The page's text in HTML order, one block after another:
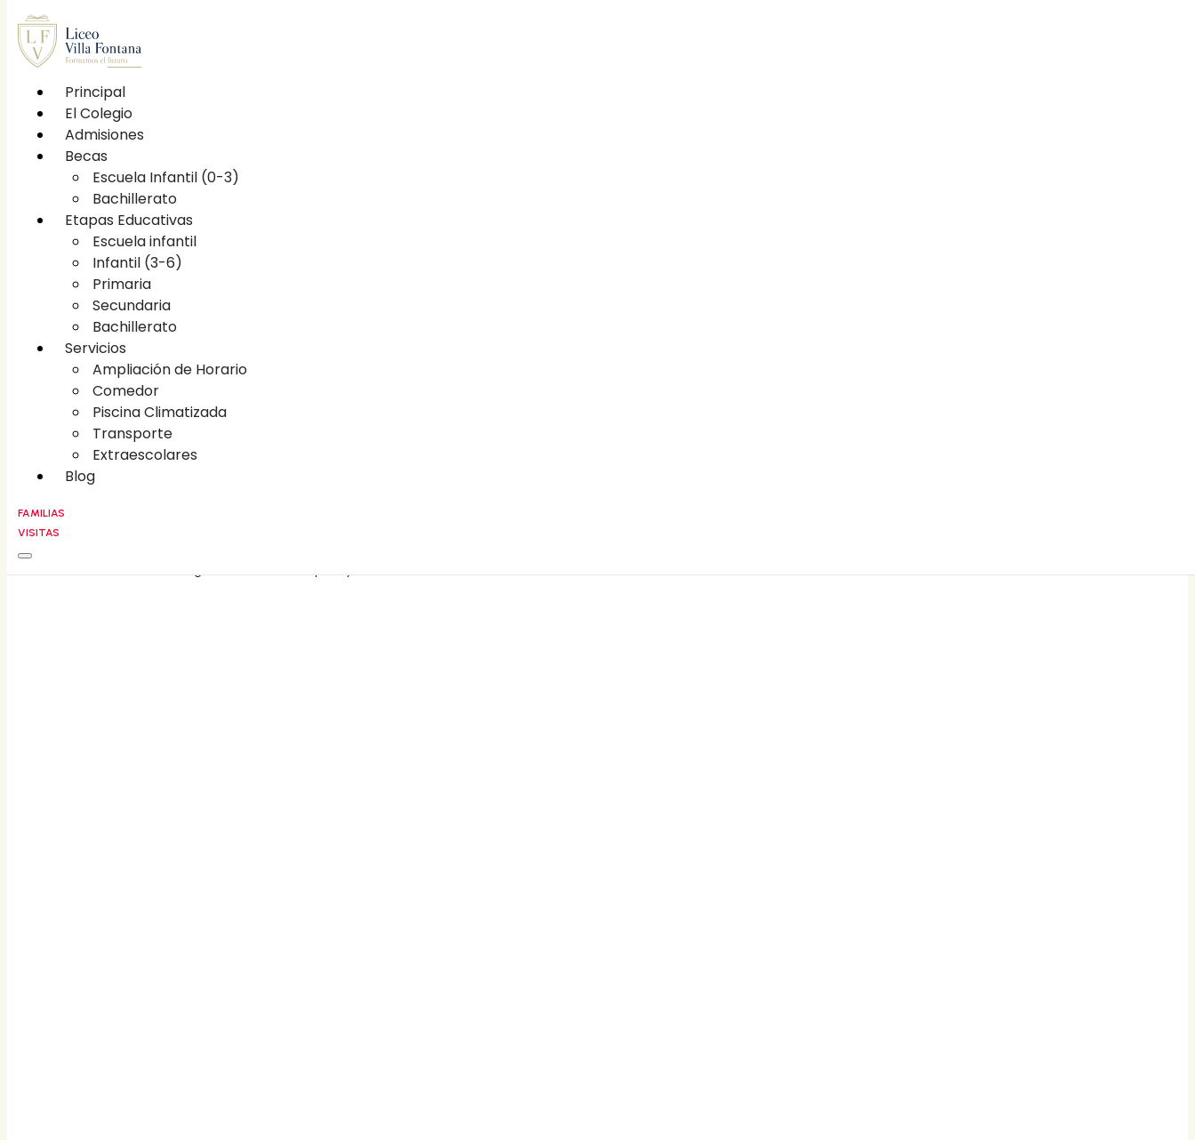
Principal
El Colegio
Etapas educativas
Escuela infantil
Infantil (3-6)
Primaria
Secundaria
Bachillerato
Becas
Escuela Infantil (0-3)
Bachillerato
Servicios
Ampliación de Horario
Comedor
Piscina Climatizada
Transporte
Extraescolares
Blog
FAMILIAS
Principal
El Colegio
Admisiones
Becas
Escuela Infantil (0-3)
Bachillerato
Etapas Educativas
Escuela infantil
Infantil (3-6)
Primaria
Secundaria
Bachillerato
Servicios
Ampliación de Horario
Comedor
Piscina Climatizada
Transporte
Extraescolares
Blog
FAMILIAS
VISITAS